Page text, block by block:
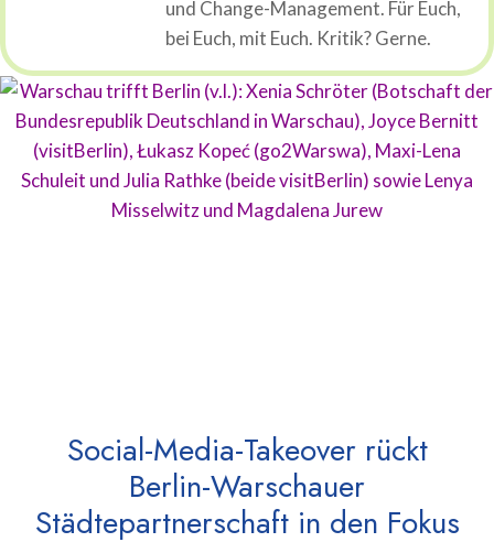
und Change-Management. Für Euch,
bei Euch, mit Euch. Kritik? Gerne.
Social-Media-Takeover rückt
Berlin-Warschauer
Städtepartnerschaft in den Fokus